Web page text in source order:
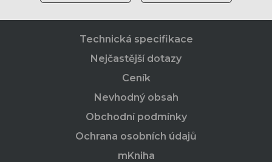
Technická specifikace
Nejčastější dotazy
Ceník
Nevhodný obsah
Obchodní podmínky
Ochrana osobních údajů
mKniha